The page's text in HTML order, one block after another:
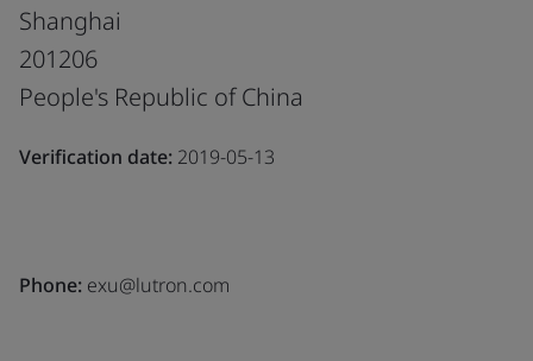
Shanghai
201206
People's Republic of China
Verification date: 2019-05-13
Phone: exu@lutron.com